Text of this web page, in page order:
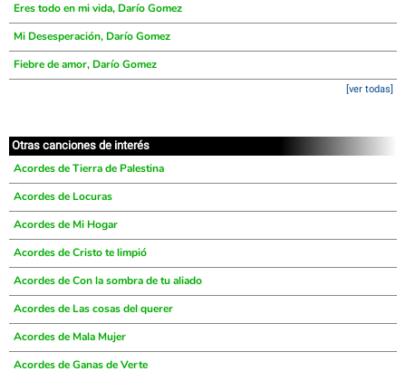
Eres todo en mi vida, Darío Gomez
Mi Desesperación, Darío Gomez
Fiebre de amor, Darío Gomez
[ver todas]
Otras canciones de interés
Acordes de Tierra de Palestina
Acordes de Locuras
Acordes de Mi Hogar
Acordes de Cristo te limpió
Acordes de Con la sombra de tu aliado
Acordes de Las cosas del querer
Acordes de Mala Mujer
Acordes de Ganas de Verte